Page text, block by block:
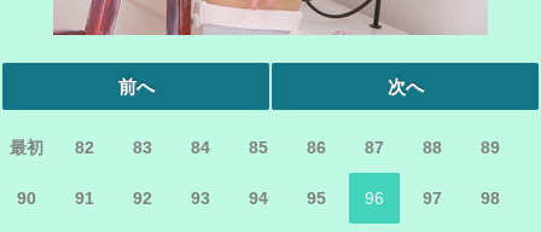
前へ 次へ
最初 82 83 84 85 86 87 88 89
90 91 92 93 94 95 96 97 98